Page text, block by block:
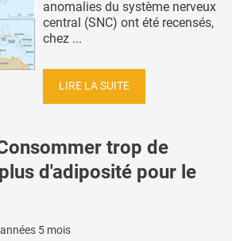
anomalies du système nerveux
central (SNC) ont été recensés,
chez ...
LIRE LA SUITE
trop de
d'adiposité pour le
5 mois